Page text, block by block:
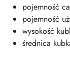
pojemność
pojemność
wysokość
średnica